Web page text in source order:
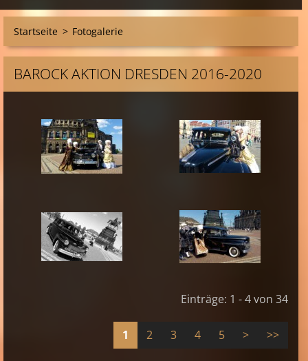
Startseite > Fotogalerie
BAROCK AKTION DRESDEN 2016-2020
Einträge: 1 - 4 von 34
1 2 3 4 5 > >>